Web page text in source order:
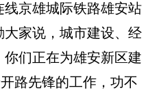
京雄城际铁路雄安站
家说，城市建设、经
们正在为雄安新区建
路先锋的工作，功不